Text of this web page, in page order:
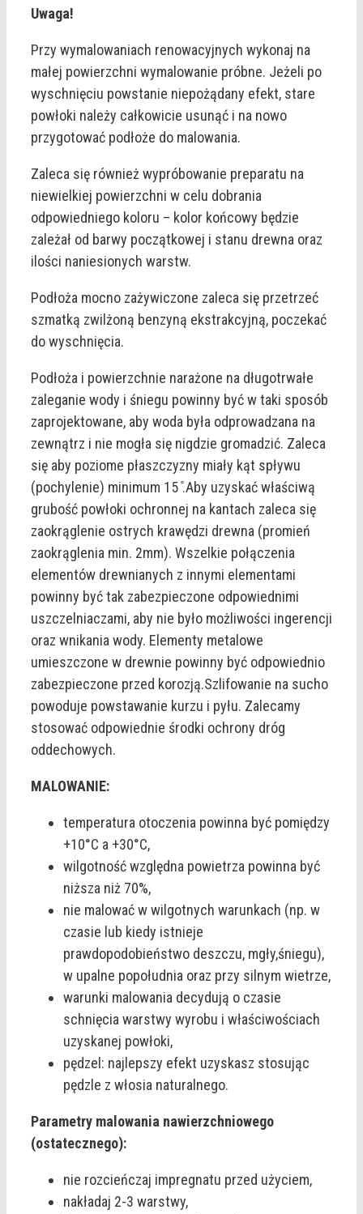
Uwaga!
Przy wymalowaniach renowacyjnych wykonaj na
małej powierzchni wymalowanie próbne. Jeżeli po
wyschnięciu powstanie niepożądany efekt, stare
powłoki należy całkowicie usunąć i na nowo
przygotować podłoże do malowania.
Zaleca się również wypróbowanie preparatu na
niewielkiej powierzchni w celu dobrania
odpowiedniego koloru – kolor końcowy będzie
zależał od barwy początkowej i stanu drewna oraz
ilości naniesionych warstw.
Podłoża mocno zażywiczone zaleca się przetrzeć
szmatką zwilżoną benzyną ekstrakcyjną, poczekać
do wyschnięcia.
Podłoża i powierzchnie narażone na długotrwałe
zaleganie wody i śniegu powinny być w taki sposób
zaprojektowane, aby woda była odprowadzana na
zewnątrz i nie mogła się nigdzie gromadzić. Zaleca
się aby poziome płaszczyzny miały kąt spływu
(pochylenie) minimum 15 ̊.Aby uzyskać właściwą
grubość powłoki ochronnej na kantach zaleca się
zaokrąglenie ostrych krawędzi drewna (promień
zaokrąglenia min. 2mm). Wszelkie połączenia
elementów drewnianych z innymi elementami
powinny być tak zabezpieczone odpowiednimi
uszczelniaczami, aby nie było możliwości ingerencji
oraz wnikania wody. Elementy metalowe
umieszczone w drewnie powinny być odpowiednio
zabezpieczone przed korozją.Szlifowanie na sucho
powoduje powstawanie kurzu i pyłu. Zalecamy
stosować odpowiednie środki ochrony dróg
oddechowych.
MALOWANIE:
temperatura otoczenia powinna być pomiędzy
+10°C a +30°C,
wilgotność względna powietrza powinna być
niższa niż 70%,
nie malować w wilgotnych warunkach (np. w
czasie lub kiedy istnieje
prawdopodobieństwo deszczu, mgły,śniegu),
w upalne popołudnia oraz przy silnym wietrze,
warunki malowania decydują o czasie
schnięcia warstwy wyrobu i właściwościach
uzyskanej powłoki,
pędzel: najlepszy efekt uzyskasz stosując
pędzle z włosia naturalnego.
Parametry malowania nawierzchniowego
(ostatecznego):
nie rozcieńczaj impregnatu przed użyciem,
nakładaj 2-3 warstwy,